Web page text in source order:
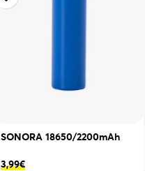
SONORA 18650/2200mAh
3,99€